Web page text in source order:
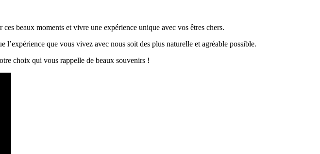
beaux moments et vivre une expérience unique avec vos êtres chers.
l’expérience que vous vivez avec nous soit des plus naturelle et agréable possible.
choix qui vous rappelle de beaux souvenirs !